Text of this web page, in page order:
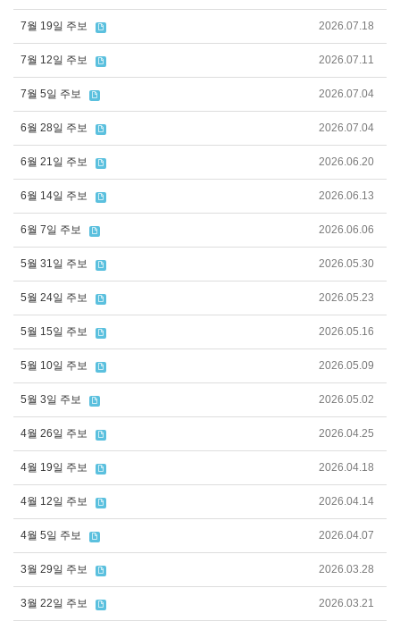
7월 19일 주보 2026.07.18
7월 12일 주보 2026.07.11
7월 5일 주보 2026.07.04
6월 28일 주보 2026.07.04
6월 21일 주보 2026.06.20
6월 14일 주보 2026.06.13
6월 7일 주보 2026.06.06
5월 31일 주보 2026.05.30
5월 24일 주보 2026.05.23
5월 15일 주보 2026.05.16
5월 10일 주보 2026.05.09
5월 3일 주보 2026.05.02
4월 26일 주보 2026.04.25
4월 19일 주보 2026.04.18
4월 12일 주보 2026.04.14
4월 5일 주보 2026.04.07
3월 29일 주보 2026.03.28
3월 22일 주보 2026.03.21